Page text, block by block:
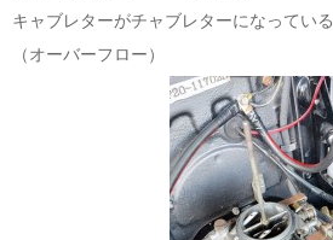
キャブレターがチャブレターになっている
（オーバーフロー）